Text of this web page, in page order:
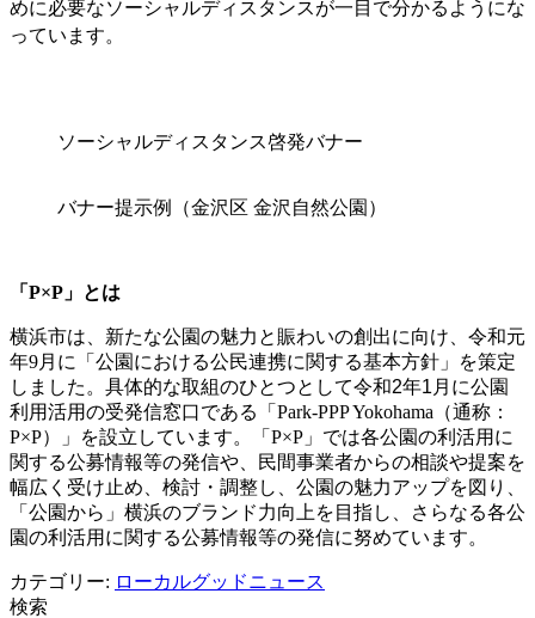
めに必要なソーシャルディスタンスが一目で分かるようにな
っています。
ソーシャルディスタンス啓発バナー
バナー提示例（金沢区 金沢自然公園）
「P×P」とは
横浜市は、新たな公園の魅力と賑わいの創出に向け、令和元
年9月に「公園における公民連携に関する基本方針」を策定
しました。具体的な取組のひとつとして令和2年1 月に公園
利用活用の受発信窓口である「Park-PPP Yokohama（通称：
P×P）」を設立しています。「P×P」では各公園の利活用に
関する公募情報等の発信や、民間事業者からの相談や提案を
幅広く受け止め、検討・調整し、公園の魅力アップを図り、
「公園から」横浜のブランド力向上を目指し、さらなる各公
園の利活用に関する公募情報等の発信に努めています。
カテゴリー: ローカルグッドニュース
検索